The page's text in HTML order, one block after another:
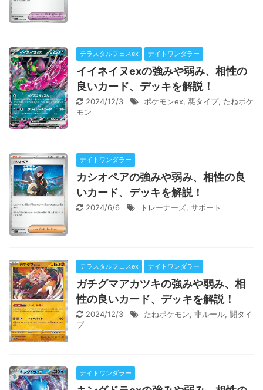
テラスタルフェスex ナイトワンダラー
イイネイヌexの強みや弱み、相性の
良いカード、デッキを解説！
2024/12/3 ポケモンex, 悪タイプ, たねポケ
モン
ナイトワンダラー
カシオペアの強みや弱み、相性の良
いカード、デッキを解説！
2024/6/6 トレーナーズ, サポート
テラスタルフェスex ナイトワンダラー
ガチグマアカツキの強みや弱み、相
性の良いカード、デッキを解説！
2024/12/3 たねポケモン, 非ルール, 闘タイ
プ
ナイトワンダラー